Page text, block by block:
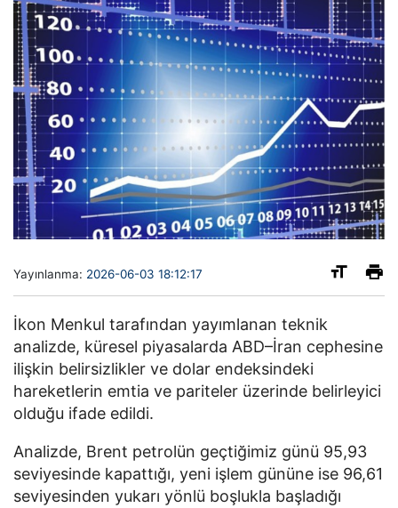
Yayınlanma: 2026-06-03 18:12:17
İkon Menkul tarafından yayımlanan teknik
analizde, küresel piyasalarda ABD–İran cephesine
ilişkin belirsizlikler ve dolar endeksindeki
hareketlerin emtia ve pariteler üzerinde belirleyici
olduğu ifade edildi.
Analizde, Brent petrolün geçtiğimiz günü 95,93
seviyesinde kapattığı, yeni işlem gününe ise 96,61
seviyesinden yukarı yönlü boşlukla başladığı